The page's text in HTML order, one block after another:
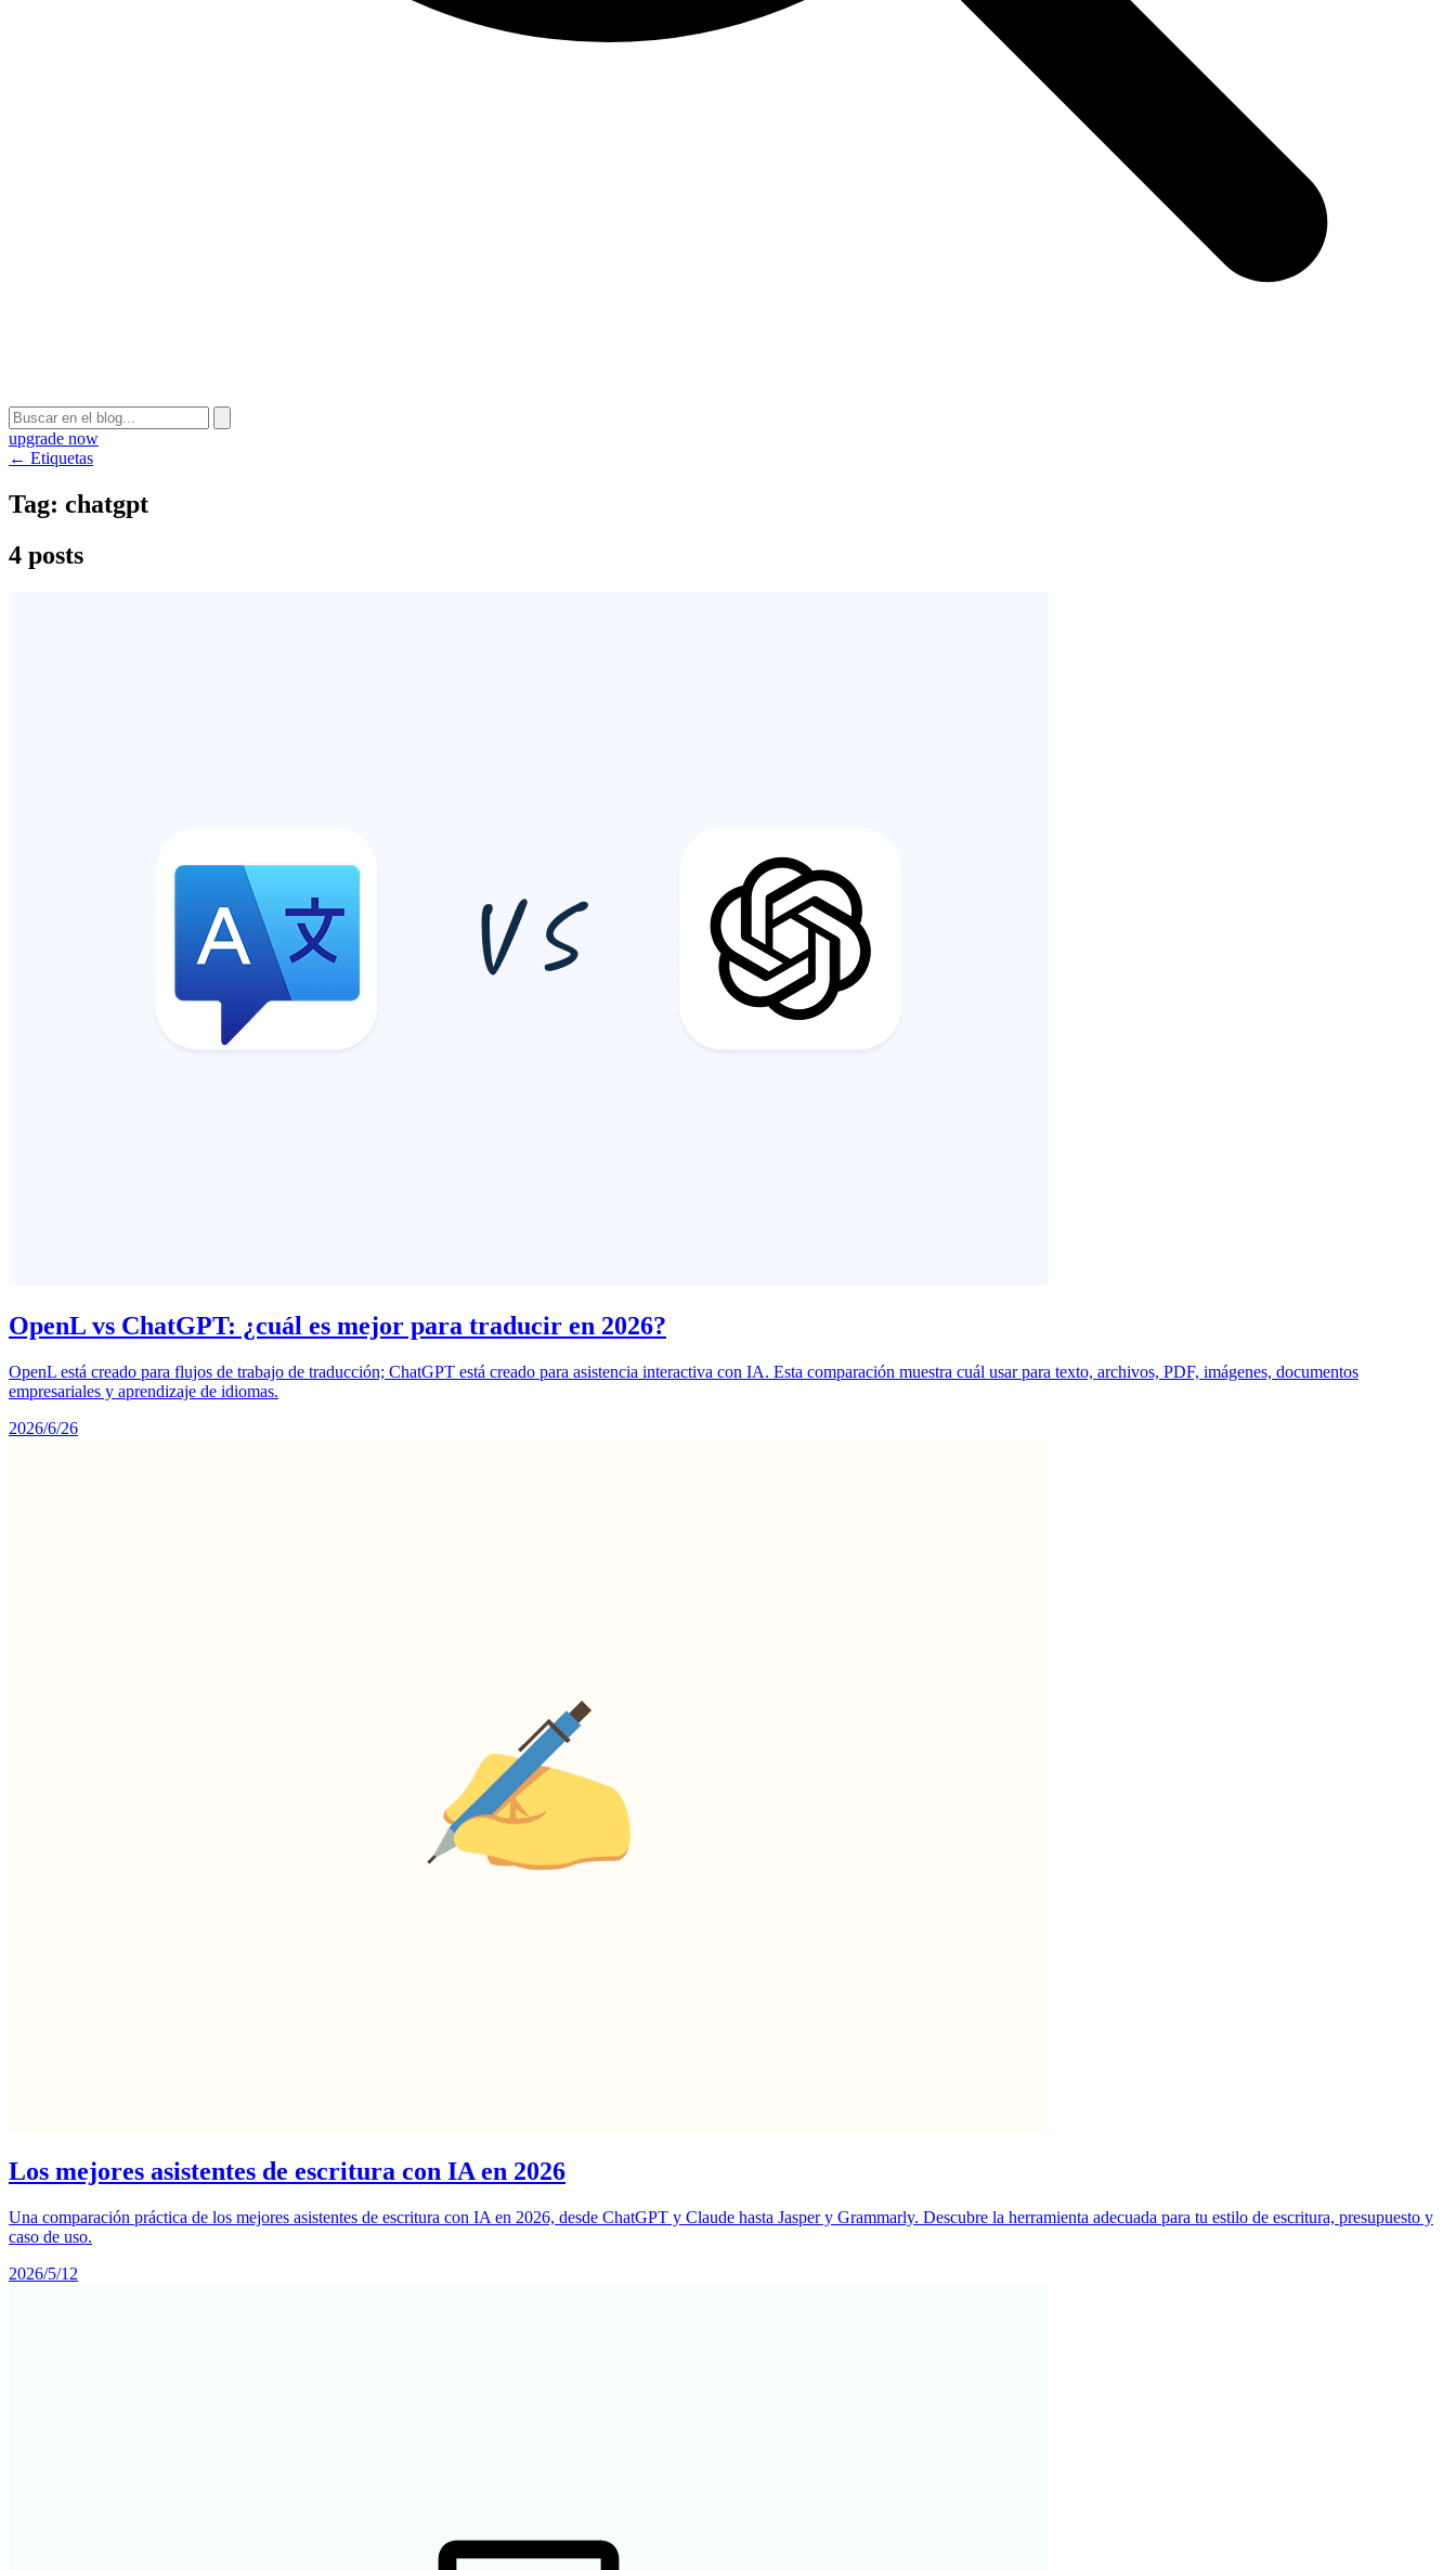
upgrade now
← Etiquetas
Tag: chatgpt
4 posts
OpenL vs ChatGPT: ¿cuál es mejor para traducir en 2026?
OpenL está creado para flujos de trabajo de traducción; ChatGPT está creado para asistencia interactiva con IA. Esta comparación muestra cuál usar para texto, archivos, PDF, imágenes, documentos
empresariales y aprendizaje de idiomas.
2026/6/26
Los mejores asistentes de escritura con IA en 2026
Una comparación práctica de los mejores asistentes de escritura con IA en 2026, desde ChatGPT y Claude hasta Jasper y Grammarly. Descubre la herramienta adecuada para tu estilo de escritura, presupuesto y
caso de uso.
2026/5/12